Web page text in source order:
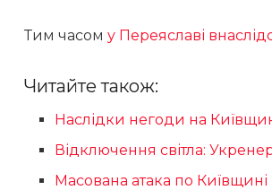
Тим часом у Переяславі
Читайте також:
Наслідки негоди на
Відключення світла:
Масована атака по